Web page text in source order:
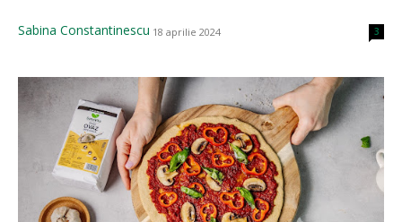
Sabina Constantinescu 18 aprilie 2024 3